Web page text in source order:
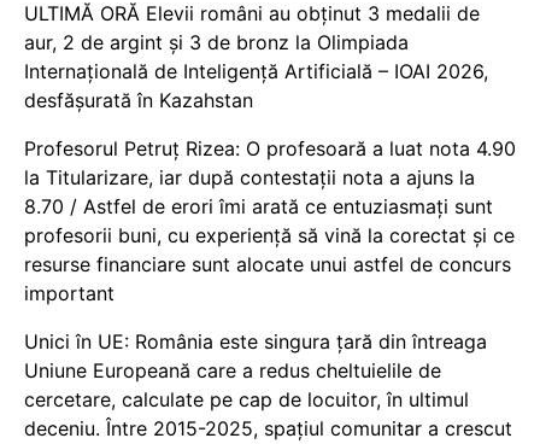
ULTIMĂ ORĂ Elevii români au obținut 3 medalii de
aur, 2 de argint și 3 de bronz la Olimpiada
Internațională de Inteligență Artificială – IOAI 2026,
desfășurată în Kazahstan
Profesorul Petruț Rizea: O profesoară a luat nota 4.90
la Titularizare, iar după contestații nota a ajuns la
8.70 / Astfel de erori îmi arată ce entuziasmați sunt
profesorii buni, cu experiență să vină la corectat și ce
resurse financiare sunt alocate unui astfel de concurs
important
Unici în UE: România este singura țară din întreaga
Uniune Europeană care a redus cheltuielile de
cercetare, calculate pe cap de locuitor, în ultimul
deceniu. Între 2015-2025, spațiul comunitar a crescut